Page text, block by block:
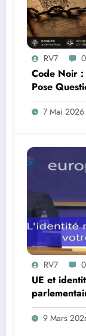
RV7 0
Code Noir :
Pose
Max
7 Mai 2026
RV7 0
UE et
juridiques
9 Mars